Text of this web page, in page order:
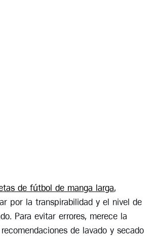
de fútbol de manga larga,
por la transpirabilidad y el nivel de
Para evitar errores, merece la
de lavado y secado